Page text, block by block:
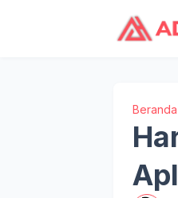
Beranda